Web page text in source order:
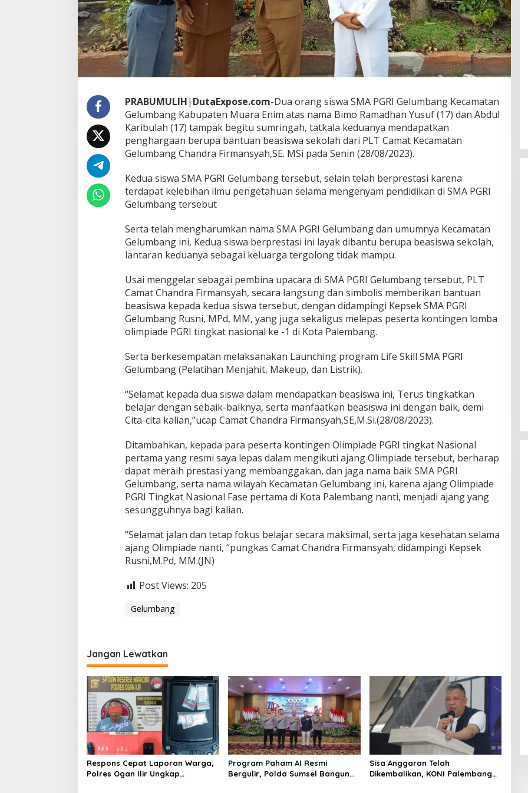
D
r
C
a
G
l
u
m
b
n
g
PRABUMULIH| DutaExpose.com-Dua orang siswa SMA PGRI Gelumbang Kecamatan
Gelumbang Kabupaten Muara Enim atas nama Bimo Ramadhan Yusuf (17) dan Abdul
Karibulah (17) tampak begitu sumringah, tatkala keduanya mendapatkan
penghargaan berupa bantuan beasiswa sekolah dari PLT Camat Kecamatan
Gelumbang Chandra Firmansyah,SE. MSi pada Senin (28/08/2023).
Kedua siswa SMA PGRI Gelumbang tersebut, selain telah berprestasi karena
terdapat kelebihan ilmu pengetahuan selama mengenyam pendidikan di SMA PGRI
Gelumbang tersebut
Serta telah mengharumkan nama SMA PGRI Gelumbang dan umumnya Kecamatan
Gelumbang ini, Kedua siswa berprestasi ini layak dibantu berupa beasiswa sekolah,
lantaran keduanya sebagai keluarga tergolong tidak mampu.
Usai menggelar sebagai pembina upacara di SMA PGRI Gelumbang tersebut, PLT
Camat Chandra Firmansyah, secara langsung dan simbolis memberikan bantuan
beasiswa kepada kedua siswa tersebut, dengan didampingi Kepsek SMA PGRI
Gelumbang Rusni, MPd, MM, yang juga sekaligus melepas peserta kontingen lomba
olimpiade PGRI tingkat nasional ke -1 di Kota Palembang.
Serta berkesempatan melaksanakan Launching program Life Skill SMA PGRI
Gelumbang (Pelatihan Menjahit, Makeup, dan Listrik).
“Selamat kepada dua siswa dalam mendapatkan beasiswa ini, Terus tingkatkan
belajar dengan sebaik-baiknya, serta manfaatkan beasiswa ini dengan baik, demi
Cita-cita kalian,”ucap Camat Chandra Firmansyah,SE,M.Si.(28/08/2023).
Ditambahkan, kepada para peserta kontingen Olimpiade PGRI tingkat Nasional
pertama yang resmi saya lepas dalam mengikuti ajang Olimpiade tersebut, berharap
dapat meraih prestasi yang membanggakan, dan jaga nama baik SMA PGRI
Gelumbang, serta nama wilayah Kecamatan Gelumbang ini, karena ajang Olimpiade
PGRI Tingkat Nasional Fase pertama di Kota Palembang nanti, menjadi ajang yang
sesungguhnya bagi kalian.
“Selamat jalan dan tetap fokus belajar secara maksimal, serta jaga kesehatan selama
ajang Olimpiade nanti, “pungkas Camat Chandra Firmansyah, didampingi Kepsek
Rusni,M.Pd, MM.(JN)
Post Views: 205
Gelumbang
Jangan Lewatkan
Respons Cepat Laporan Warga,
Polres Ogan Ilir Ungkap
Program Paham AI Resmi
Bergulir, Polda Sumsel Bangun
Sisa Anggaran Telah
Dikembalikan, KONI Palembang
Laksanakan Musyawarah Wilayah
2025
Di Politik | Sabtu, 15-03-2025, | 17:12,